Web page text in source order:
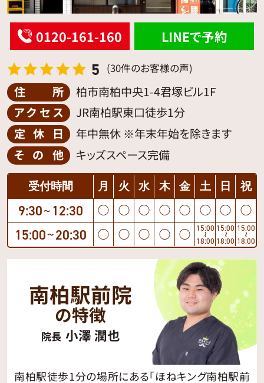
5 (30件のお客様の声)
住所
柏市南柏中央1-4君塚ビル1F
アクセス
JR南柏駅東口徒歩1分
定休日
年中無休 ※年末年始を除きます
その他
キッズスペース完備
0120-161-160 LINEで予約
受付時間 月 火 水 木 金 土 日 祝
9:30 〜 12:30 ◯ ◯ ◯ ◯ ◯ ◯ ◯ ◯
15:00 〜 20:30 ◯ ◯ ◯ ◯ ◯ 15:00
〜
18:00
15:00
〜
18:00
15:00
〜
18:00
南柏駅前院
の特徴
院長 小澤 潤也
南柏駅徒歩1分の場所にある「ほねキング南柏駅前